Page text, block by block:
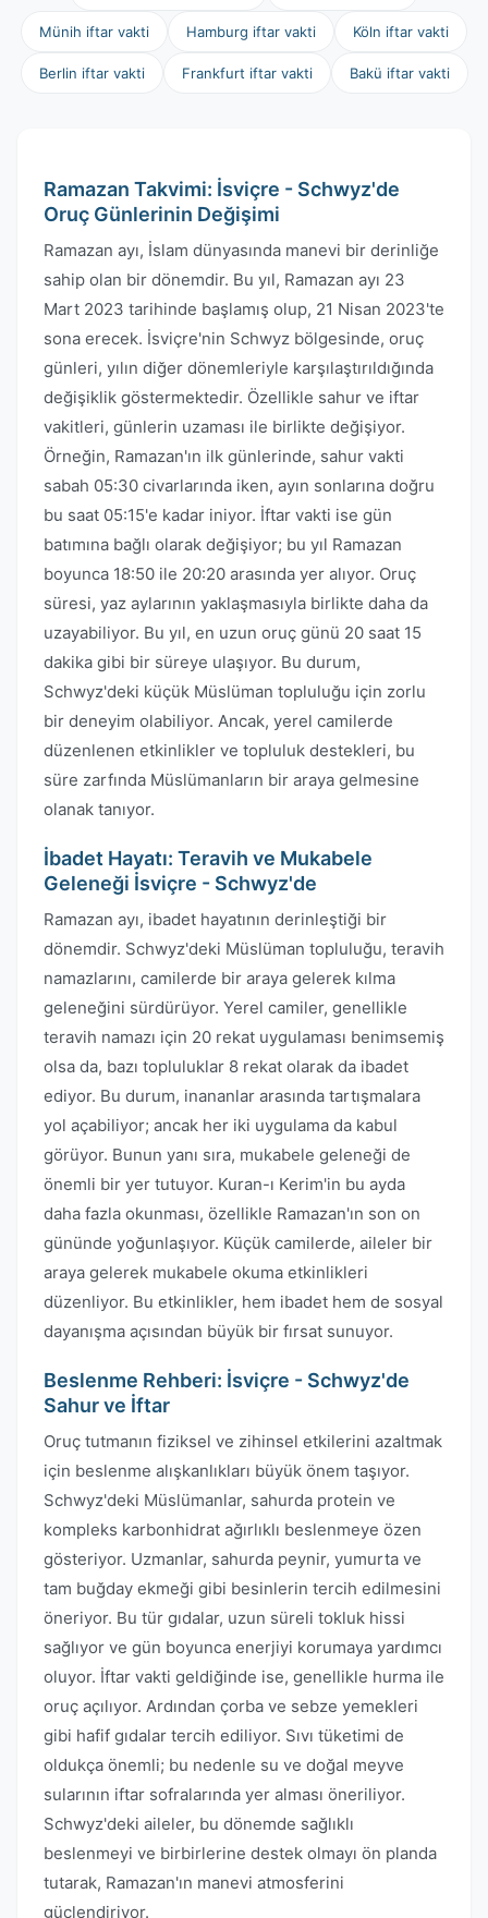
Münih iftar vakti Hamburg iftar vakti Köln iftar vakti
Berlin iftar vakti Frankfurt iftar vakti Bakü iftar vakti
Ramazan Takvimi: İsviçre - Schwyz'de
Oruç Günlerinin Değişimi
Ramazan ayı, İslam dünyasında manevi bir derinliğe
sahip olan bir dönemdir. Bu yıl, Ramazan ayı 23
Mart 2023 tarihinde başlamış olup, 21 Nisan 2023'te
sona erecek. İsviçre'nin Schwyz bölgesinde, oruç
günleri, yılın diğer dönemleriyle karşılaştırıldığında
değişiklik göstermektedir. Özellikle sahur ve iftar
vakitleri, günlerin uzaması ile birlikte değişiyor.
Örneğin, Ramazan'ın ilk günlerinde, sahur vakti
sabah 05:30 civarlarında iken, ayın sonlarına doğru
bu saat 05:15'e kadar iniyor. İftar vakti ise gün
batımına bağlı olarak değişiyor; bu yıl Ramazan
boyunca 18:50 ile 20:20 arasında yer alıyor. Oruç
süresi, yaz aylarının yaklaşmasıyla birlikte daha da
uzayabiliyor. Bu yıl, en uzun oruç günü 20 saat 15
dakika gibi bir süreye ulaşıyor. Bu durum,
Schwyz'deki küçük Müslüman topluluğu için zorlu
bir deneyim olabiliyor. Ancak, yerel camilerde
düzenlenen etkinlikler ve topluluk destekleri, bu
süre zarfında Müslümanların bir araya gelmesine
olanak tanıyor.
İbadet Hayatı: Teravih ve Mukabele
Geleneği İsviçre - Schwyz'de
Ramazan ayı, ibadet hayatının derinleştiği bir
dönemdir. Schwyz'deki Müslüman topluluğu, teravih
namazlarını, camilerde bir araya gelerek kılma
geleneğini sürdürüyor. Yerel camiler, genellikle
teravih namazı için 20 rekat uygulaması benimsemiş
olsa da, bazı topluluklar 8 rekat olarak da ibadet
ediyor. Bu durum, inananlar arasında tartışmalara
yol açabiliyor; ancak her iki uygulama da kabul
görüyor. Bunun yanı sıra, mukabele geleneği de
önemli bir yer tutuyor. Kuran-ı Kerim'in bu ayda
daha fazla okunması, özellikle Ramazan'ın son on
gününde yoğunlaşıyor. Küçük camilerde, aileler bir
araya gelerek mukabele okuma etkinlikleri
düzenliyor. Bu etkinlikler, hem ibadet hem de sosyal
dayanışma açısından büyük bir fırsat sunuyor.
Beslenme Rehberi: İsviçre - Schwyz'de
Sahur ve İftar
Oruç tutmanın fiziksel ve zihinsel etkilerini azaltmak
için beslenme alışkanlıkları büyük önem taşıyor.
Schwyz'deki Müslümanlar, sahurda protein ve
kompleks karbonhidrat ağırlıklı beslenmeye özen
gösteriyor. Uzmanlar, sahurda peynir, yumurta ve
tam buğday ekmeği gibi besinlerin tercih edilmesini
öneriyor. Bu tür gıdalar, uzun süreli tokluk hissi
sağlıyor ve gün boyunca enerjiyi korumaya yardımcı
oluyor. İftar vakti geldiğinde ise, genellikle hurma ile
oruç açılıyor. Ardından çorba ve sebze yemekleri
gibi hafif gıdalar tercih ediliyor. Sıvı tüketimi de
oldukça önemli; bu nedenle su ve doğal meyve
sularının iftar sofralarında yer alması öneriliyor.
Schwyz'deki aileler, bu dönemde sağlıklı
beslenmeyi ve birbirlerine destek olmayı ön planda
tutarak, Ramazan'ın manevi atmosferini
güçlendiriyor.